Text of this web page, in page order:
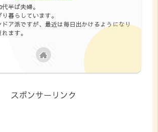
半ば夫婦。
暮らしています。
ドア派ですが、最近は毎日出かけるようになり
ます。
スポンサーリンク